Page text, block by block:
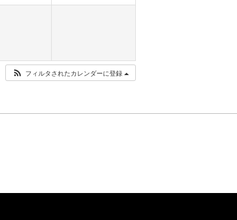
フィルタされたカレンダーに登録